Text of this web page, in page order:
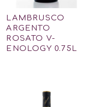
LAMBRUSCO
ARGENTO
ROSATO V-
ENOLOGY 0.75L